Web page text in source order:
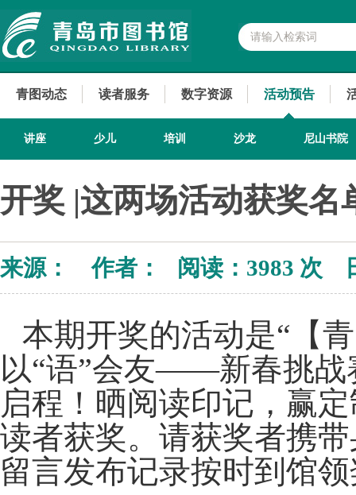
青图动态 读者服务 数字资源 活动预告
讲座 少儿 培训 沙龙 尼山书院
开奖 |这两场活动获奖名
来源： 作者： 阅读： 3983 次
本期开奖的活动是“【
以“语”会友——新春挑战
启程！晒阅读印记，赢
读者获奖。请获奖者携
留言发布记录按时到馆